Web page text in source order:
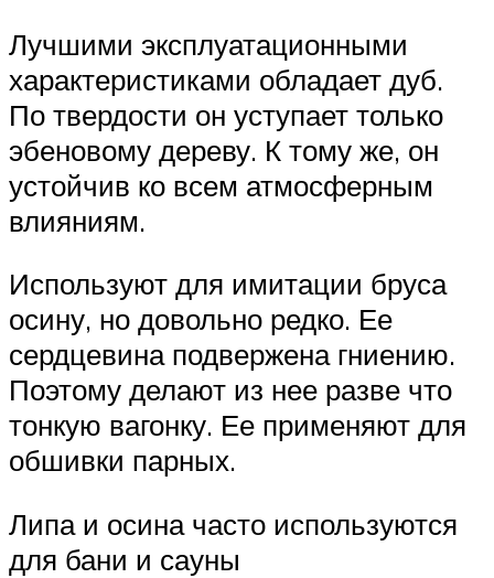
Лучшими эксплуатационными
характеристиками обладает дуб.
По твердости он уступает только
эбеновому дереву. К тому же, он
устойчив ко всем атмосферным
влияниям.
Используют для имитации бруса
осину, но довольно редко. Ее
сердцевина подвержена гниению.
Поэтому делают из нее разве что
тонкую вагонку. Ее применяют для
обшивки парных.
Липа и осина часто используются
для бани и сауны